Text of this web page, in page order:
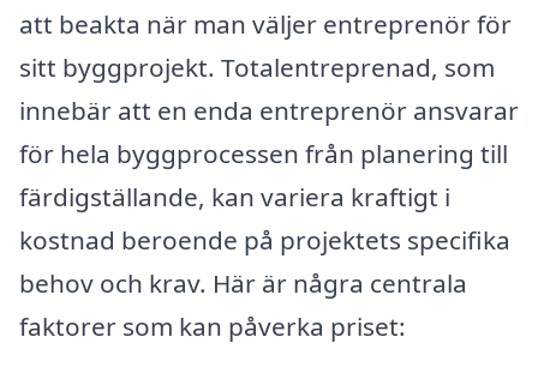
att beakta när man väljer entreprenör för
sitt byggprojekt. Totalentreprenad, som
innebär att en enda entreprenör ansvarar
för hela byggprocessen från planering till
färdigställande, kan variera kraftigt i
kostnad beroende på projektets specifika
behov och krav. Här är några centrala
faktorer som kan påverka priset: